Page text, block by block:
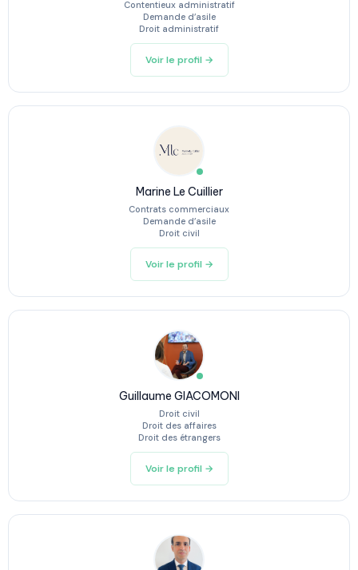
Contentieux administratif
Demande d’asile
Droit administratif
Voir le profil →
Marine Le Cuillier
Contrats commerciaux
Demande d’asile
Droit civil
Voir le profil →
Guillaume GIACOMONI
Droit civil
Droit des affaires
Droit des étrangers
Voir le profil →